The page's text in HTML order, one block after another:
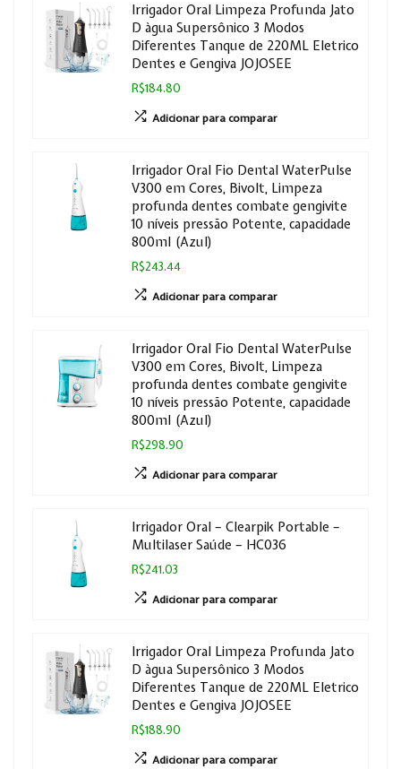
Irrigador Oral Limpeza Profunda Jato
D àgua Supersônico 3 Modos
Diferentes Tanque de 220ML Eletrico
Dentes e Gengiva JOJOSEE
R$184.80
Adicionar para comparar
Irrigador Oral Fio Dental WaterPulse
V300 em Cores, Bivolt, Limpeza
profunda dentes combate gengivite
10 níveis pressão Potente, capacidade
800ml (Azul)
R$243.44
Adicionar para comparar
Irrigador Oral Fio Dental WaterPulse
V300 em Cores, Bivolt, Limpeza
profunda dentes combate gengivite
10 níveis pressão Potente, capacidade
800ml (Azul)
R$298.90
Adicionar para comparar
Irrigador Oral – Clearpik Portable –
Multilaser Saúde – HC036
R$241.03
Adicionar para comparar
Irrigador Oral Limpeza Profunda Jato
D àgua Supersônico 3 Modos
Diferentes Tanque de 220ML Eletrico
Dentes e Gengiva JOJOSEE
R$188.90
Adicionar para comparar